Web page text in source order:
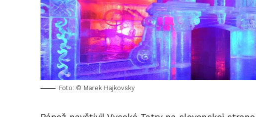
Foto: © Marek Hajkovsky